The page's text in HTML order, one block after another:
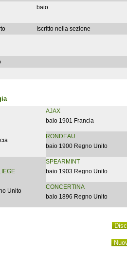
baio
Iscritto nella sezione
AJAX
baio 1901 Francia
RONDEAU
baio 1900 Regno Unito
Unito
SPEARMINT
baio 1903 Regno Unito
CONCERTINA
baio 1896 Regno Unito